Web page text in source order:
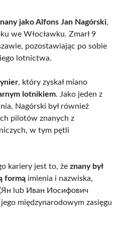
jako Alfons Jan Nagórski,
we Włocławku. Zmarł 9
pozostawiając po sobie
lotnictwa.
, który zyskał miano
lotnikiem. Jako jeden z
Nagórski był również
pilotów znanych z
w tym pętli
kariery jest to, że znany był
formą imienia i nazwiska,
lub Иван Иосифович
międzynarodowym zasięgu